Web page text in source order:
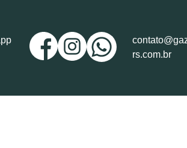
rs.com.br